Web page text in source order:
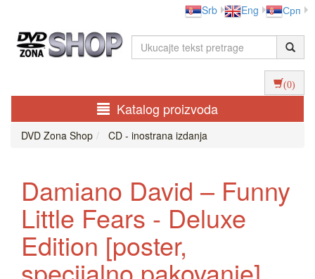
Srb Eng Срп
(0)
Katalog proizvoda
DVD Zona Shop CD - inostrana izdanja
Damiano David – Funny
Little Fears - Deluxe
Edition [poster,